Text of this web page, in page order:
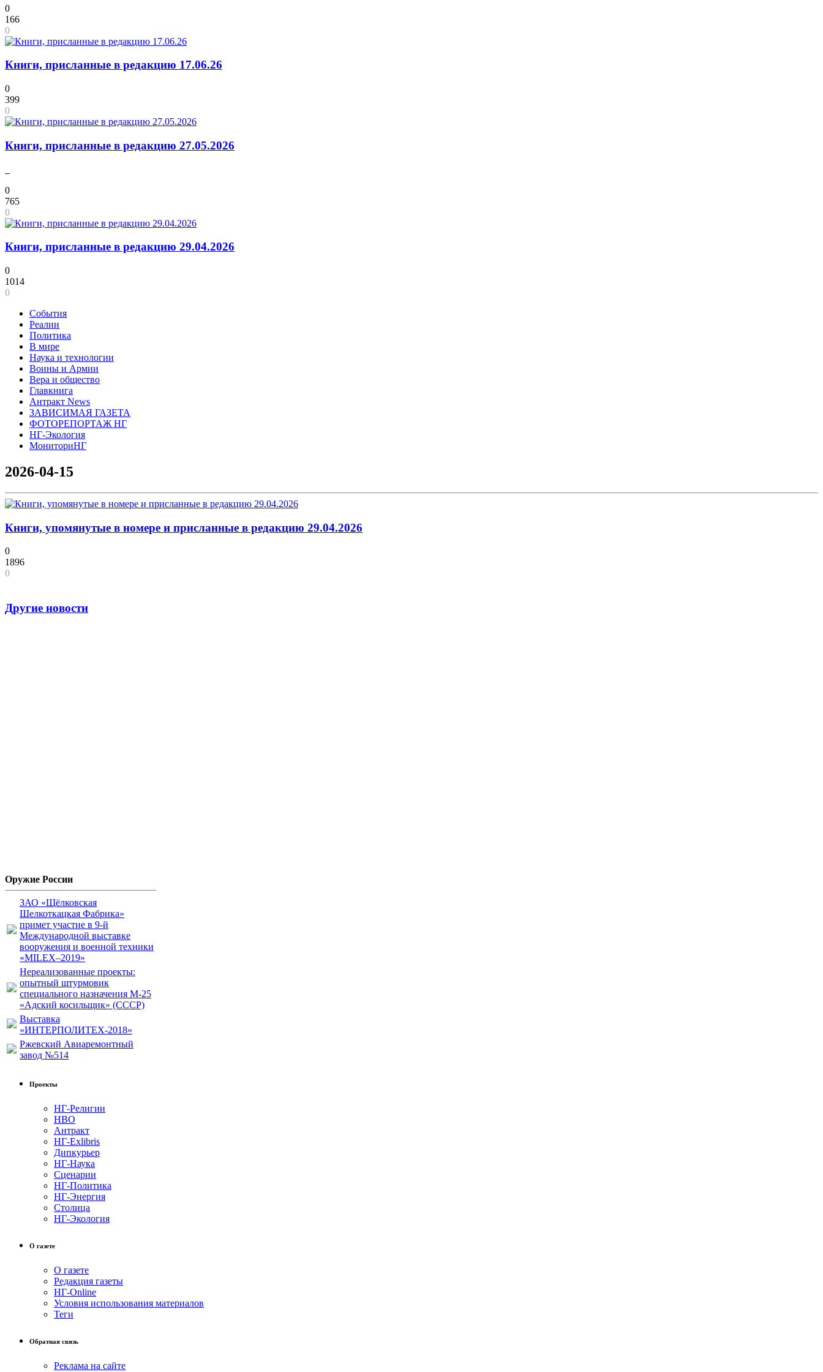
0
166
0
Книги, присланные в редакцию 17.06.26
0
399
0
Книги, присланные в редакцию 27.05.2026
0
765
0
Книги, присланные в редакцию 29.04.2026
0
1014
0
События
Реалии
Политика
В мире
Наука и технологии
Воины и Армии
Вера и общество
Главкнига
Антракт News
ЗАВИСИМАЯ ГАЗЕТА
ФОТОРЕПОРТАЖ НГ
НГ-Экология
МониториНГ
2026-04-15
Книги, упомянутые в номере и присланные в редакцию 29.04.2026
0
1896
0
Другие новости
Оружие России
ЗАО «Щёлковская
Шелкоткацкая Фабрика»
примет участие в 9-й
Международной выставке
вооружения и военной техники
«MILEX–2019»
Нереализованные проекты:
опытный штурмовик
специального назначения М-25
«Адский косильщик» (СССР)
Выставка
«ИНТЕРПОЛИТЕХ-2018»
Ржевский Авиаремонтный
завод №514
Проекты
НГ-Религии
НВО
Антракт
НГ-Exlibris
Дипкурьер
НГ-Наука
Сценарии
НГ-Политика
НГ-Энергия
Столица
НГ-Экология
О газете
О газете
Редакция газеты
НГ-Online
Условия использования материалов
Теги
Обратная связь
Реклама на сайте